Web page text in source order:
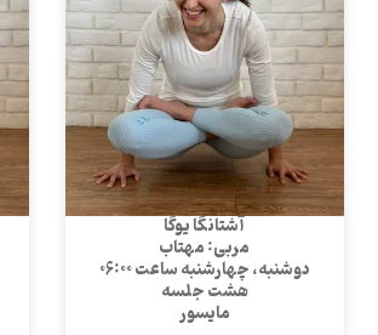
آشتانگا یوگا
مربی: مهتاب
دوشنبه، چهارشنبه ساعت 06:00
هشت جلسه
مایسور